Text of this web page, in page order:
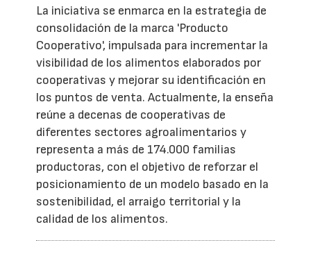
La iniciativa se enmarca en la estrategia de
consolidación de la marca 'Producto
Cooperativo', impulsada para incrementar la
visibilidad de los alimentos elaborados por
cooperativas y mejorar su identificación en
los puntos de venta. Actualmente, la enseña
reúne a decenas de cooperativas de
diferentes sectores agroalimentarios y
representa a más de 174.000 familias
productoras, con el objetivo de reforzar el
posicionamiento de un modelo basado en la
sostenibilidad, el arraigo territorial y la
calidad de los alimentos.